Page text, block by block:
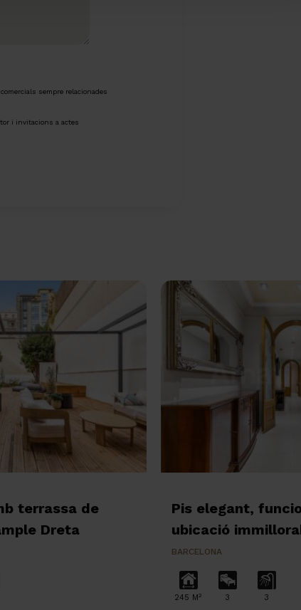
sempre relacionades
i invitacions a actes
terrassa de
Dreta
Pis elegant,
ubicació
BARCELONA
245 M2 3 3